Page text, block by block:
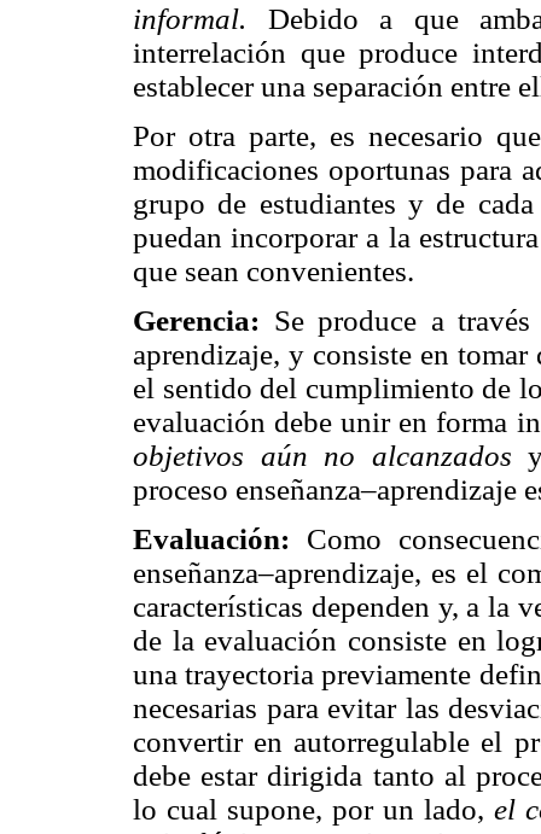
informal. Debido a que
interrelación que produce
establecer una separación entre
Por otra parte, es necesario
modificaciones oportunas para
grupo de estudiantes y de
puedan incorporar a la
que sean convenientes.
Gerencia: Se produce a
aprendizaje, y consiste en
el sentido del cumplimiento de
evaluación debe unir en forma
objetivos aún no alcanzados
proceso enseñanza–aprendizaje
Evaluación: Como
enseñanza–aprendizaje, es el
características dependen y, a la
de la evaluación consiste en
una trayectoria previamente
necesarias para evitar las
convertir en autorregulable el
debe estar dirigida tanto al
lo cual supone, por un lado, el